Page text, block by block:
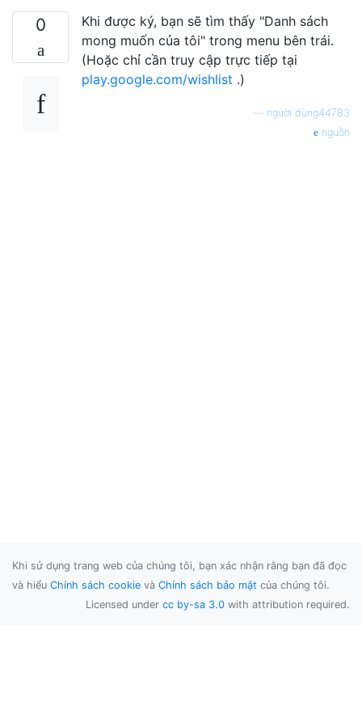
0
Khi được ký, bạn sẽ tìm thấy "Danh sách
mong muốn của tôi" trong menu bên trái.
(Hoặc chỉ cần truy cập trực tiếp tại
play.google.com/wishlist .)
người dùng44783
nguồn
Khi sử dụng trang web của chúng tôi, bạn xác nhận rằng bạn đã đọc
và hiểu Chính sách cookie và Chính sách bảo mật của chúng tôi.
Licensed under cc by-sa 3.0 with attribution required.